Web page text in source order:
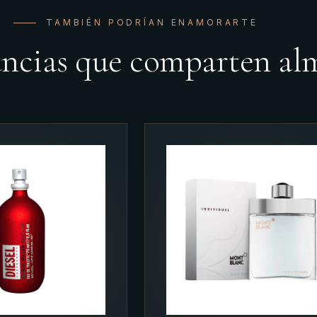
TAMBIÉN PODRÍAN ENAMORARTE
que comparten